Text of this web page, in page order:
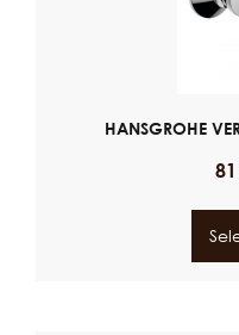
HANSGROHE
81